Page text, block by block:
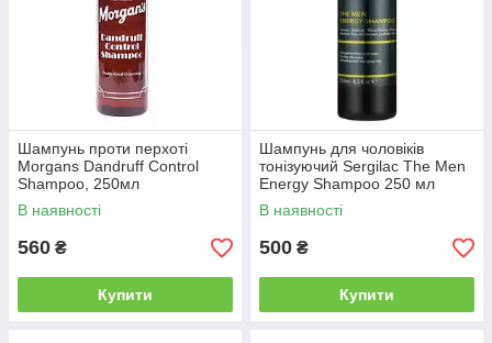
Шампунь проти перхоті
Morgans Dandruff Control
Shampoo, 250мл
В наявності
560 ₴
Купити
Шампунь для чоловіків
тонізуючий Sergilac The Men
Energy Shampoo 250 мл
(serg0909)
В наявності
500 ₴
Купити